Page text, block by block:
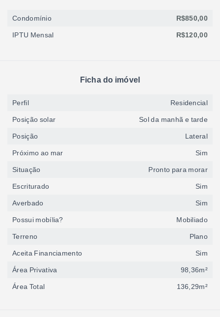
Condomínio R$850,00
IPTU Mensal R$120,00
Ficha do imóvel
Perfil Residencial
Posição solar Sol da manhã e tarde
Posição Lateral
Próximo ao mar Sim
Situação Pronto para morar
Escriturado Sim
Averbado Sim
Possui mobília? Mobiliado
Terreno Plano
Aceita Financiamento Sim
Área Privativa 98,36m²
Área Total 136,29m²